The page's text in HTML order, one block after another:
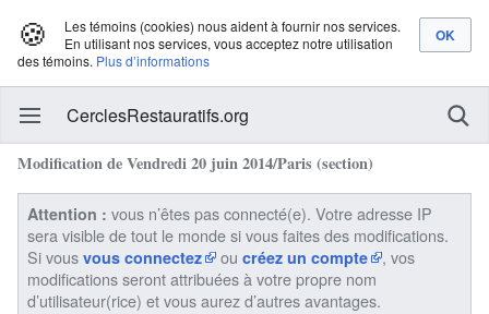
🍪
Les témoins (cookies) nous aident à fournir nos services.
En utilisant nos services, vous acceptez notre utilisation
des témoins. Plus d’informations
CerclesRestauratifs.org
Modification de Vendredi 20 juin 2014/Paris (section)
Attention : vous n’êtes pas connecté(e). Votre adresse IP
sera visible de tout le monde si vous faites des modifications.
Si vous vous connectez ou créez un compte
, vos
modifications seront attribuées à votre propre nom
d’utilisateur(rice) et vous aurez d’autres avantages.